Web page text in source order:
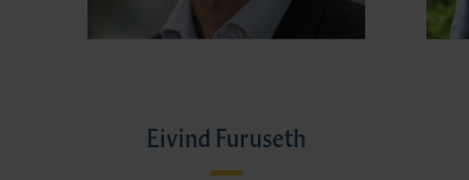
Eivind Furuseth